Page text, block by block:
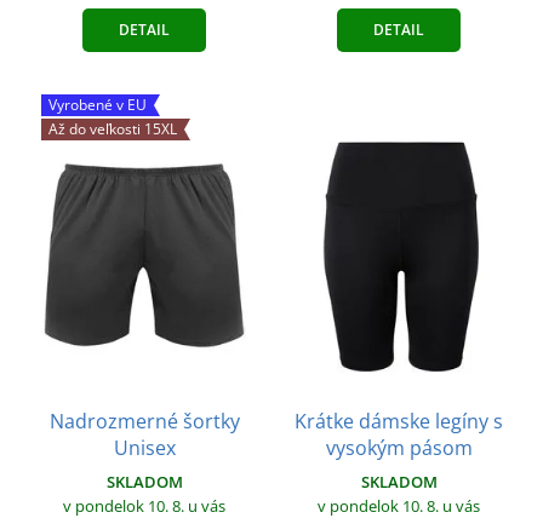
DETAIL DETAIL
Vyrobené v EU
Až do veľkosti 15XL
Nadrozmerné šortky
Unisex
SKLADOM
v pondelok 10. 8. u vás
Krátke dámske legíny s
vysokým pásom
SKLADOM
v pondelok 10. 8. u vás